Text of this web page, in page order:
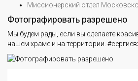
Миссионерский отдел
Фотографировать разрешено
Мы будем рады, если вы сделаете
нашем храме и на территории.